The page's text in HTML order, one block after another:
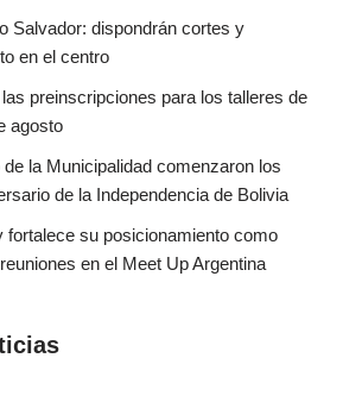
Salvador: dispondrán cortes y
en el centro
preinscripciones para los talleres de
agosto
la Municipalidad comenzaron los
de la Independencia de Bolivia
fortalece su posicionamiento como
en el Meet Up Argentina